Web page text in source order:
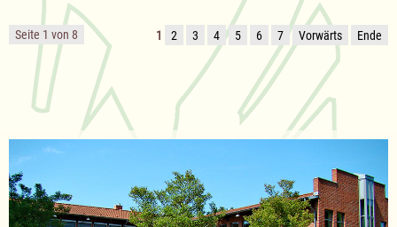
Seite 1 von 8 1 2 3 4 5 6 7 Vorwärts Ende